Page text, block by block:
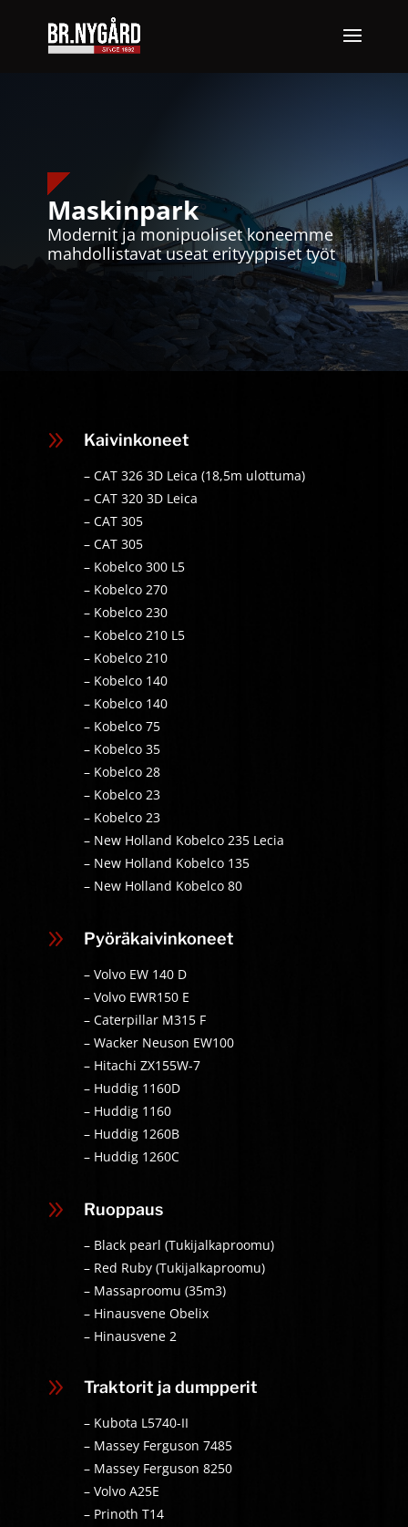
Maskinpark
Modernit ja monipuoliset koneemme
mahdollistavat useat erityyppiset työt
9 Kaivinkoneet
– CAT 326 3D Leica (18,5m ulottuma)
– CAT 320 3D Leica
– CAT 305
– CAT 305
– Kobelco 300 L5
– Kobelco 270
– Kobelco 230
– Kobelco 210 L5
– Kobelco 210
– Kobelco 140
– Kobelco 140
– Kobelco 75
– Kobelco 35
– Kobelco 28
– Kobelco 23
– Kobelco 23
– New Holland Kobelco 235 Lecia
– New Holland Kobelco 135
– New Holland Kobelco 80
9 Pyöräkaivinkoneet
– Volvo EW 140 D
– Volvo EWR150 E
– Caterpillar M315 F
– Wacker Neuson EW100
– Hitachi ZX155W-7
– Huddig 1160D
– Huddig 1160
– Huddig 1260B
– Huddig 1260C
9 Ruoppaus
– Black pearl (Tukijalkaproomu)
– Red Ruby (Tukijalkaproomu)
– Massaproomu (35m3)
– Hinausvene Obelix
– Hinausvene 2
9 Traktorit ja dumpperit
– Kubota L5740-II
– Massey Ferguson 7485
– Massey Ferguson 8250
– Volvo A25E
– Prinoth T14